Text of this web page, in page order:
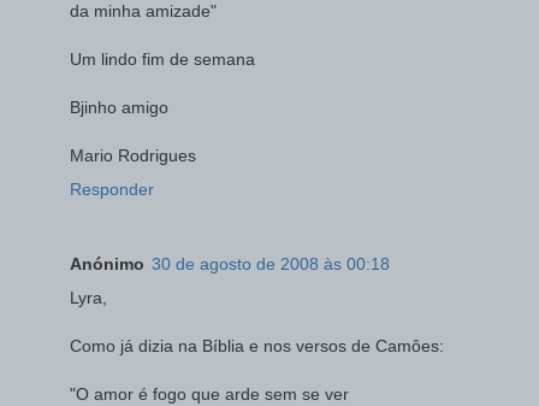
da minha amizade"
Um lindo fim de semana
Bjinho amigo
Mario Rodrigues
Responder
Anónimo 30 de agosto de 2008 às 00:18
Lyra,
Como já dizia na Bíblia e nos versos de Camôes:
"O amor é fogo que arde sem se ver